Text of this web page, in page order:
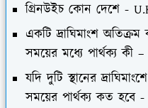
গ্রিনউইচ কোন দেশে -
একটি দ্রাঘিমাংশ অতিক্রম
সময়ের মধ্যে পার্থক্য কী
যদি দুটি স্থানের
সময়ের পার্থক্য কত হবে -